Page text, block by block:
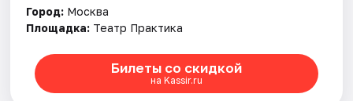
Артисты
Рейтинги
Город: Москва
Площадка: Театр Практика
Билеты со скидкой
на Kassir.ru